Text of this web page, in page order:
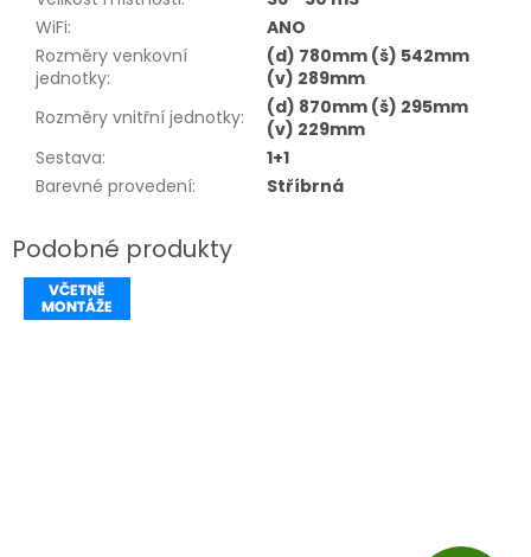
WiFi:
ANO
Rozměry venkovní
jednotky:
(d) 780mm (š) 542mm
(v) 289mm
Rozměry vnitřní jednotky:
(d) 870mm (š) 295mm
(v) 229mm
Sestava:
1+1
Barevné provedení: Stříbrná